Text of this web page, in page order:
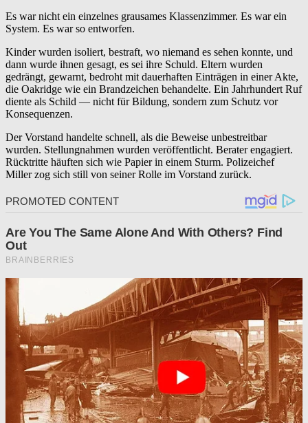
Es war nicht ein einzelnes grausames Klassenzimmer. Es war ein
System. Es war so entworfen.
Kinder wurden isoliert, bestraft, wo niemand es sehen konnte, und
dann wurde ihnen gesagt, es sei ihre Schuld. Eltern wurden
gedrängt, gewarnt, bedroht mit dauerhaften Einträgen in einer Akte,
die Oakridge wie ein Brandzeichen behandelte. Ein Jahrhundert Ruf
diente als Schild — nicht für Bildung, sondern zum Schutz vor
Konsequenzen.
Der Vorstand handelte schnell, als die Beweise unbestreitbar
wurden. Stellungnahmen wurden veröffentlicht. Berater engagiert.
Rücktritte häuften sich wie Papier in einem Sturm. Polizeichef
Miller zog sich still von seiner Rolle im Vorstand zurück.